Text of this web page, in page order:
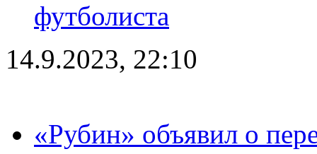
футболиста
14.9.2023, 22:10
«Рубин» объявил о